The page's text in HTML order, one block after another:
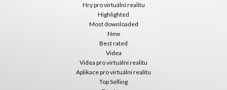
Zdarma
Hry pro virtuální realitu
Highlighted
Most downloaded
New
Best rated
Videa
Videa pro virtuální realitu
Aplikace pro virtuální realitu
Top Selling